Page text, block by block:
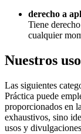
derecho a
Tiene
cualquier
Nuestros
Las siguientes
Práctica puede
proporcionados en
exhaustivos, sino
usos y